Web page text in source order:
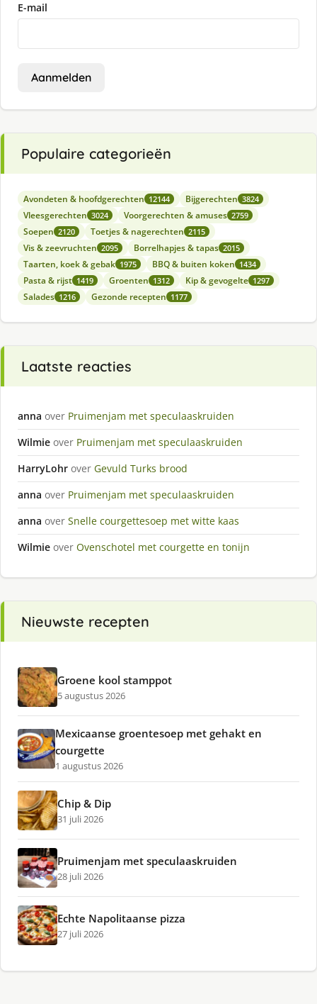
E-mail
Aanmelden
Populaire categorieën
Avondeten & hoofdgerechten 12144 Bijgerechten 3824
Vleesgerechten 3024 Voorgerechten & amuses 2759
Soepen 2120 Toetjes & nagerechten 2115
Vis & zeevruchten 2095 Borrelhapjes & tapas 2015
Taarten, koek & gebak 1975 BBQ & buiten koken 1434
Pasta & rijst 1419 Groenten 1312 Kip & gevogelte 1297
Salades 1216 Gezonde recepten 1177
Laatste reacties
anna over Pruimenjam met speculaaskruiden
Wilmie over Pruimenjam met speculaaskruiden
HarryLohr over Gevuld Turks brood
anna over Pruimenjam met speculaaskruiden
anna over Snelle courgettesoep met witte kaas
Wilmie over Ovenschotel met courgette en tonijn
Nieuwste recepten
Groene kool stamppot
5 augustus 2026
Mexicaanse groentesoep met gehakt en
courgette
1 augustus 2026
Chip & Dip
31 juli 2026
Pruimenjam met speculaaskruiden
28 juli 2026
Echte Napolitaanse pizza
27 juli 2026